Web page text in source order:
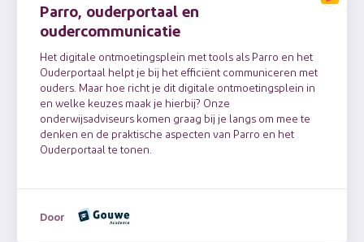
Parro, ouderportaal en
oudercommunicatie
Het digitale ontmoetingsplein met tools als Parro en het
Ouderportaal helpt je bij het efficiënt communiceren met
ouders. Maar hoe richt je dit digitale ontmoetingsplein in
en welke keuzes maak je hierbij? Onze
onderwijsadviseurs komen graag bij je langs om mee te
denken en de praktische aspecten van Parro en het
Ouderportaal te tonen.
Door